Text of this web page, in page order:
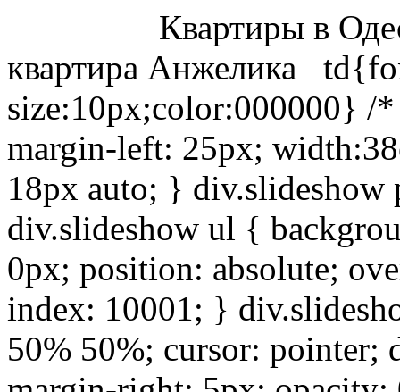
Квартиры в
квартира Анжелика
size:10px;color:000000} /
margin-left: 25px;
18px auto; }
div.slideshow ul {
0px; position: absolute;
index: 10001; }
50% 50%; cursor: